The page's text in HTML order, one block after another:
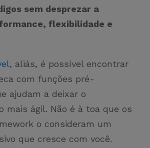
sem desprezar a
flexibilidade e
, aliás, é possível encontrar
com funções pré-
ajudam a deixar o
mais ágil. Não é à toa que os
o consideram um
que cresce com você.